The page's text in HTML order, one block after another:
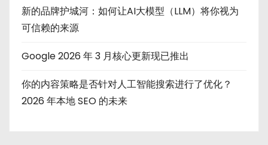
新的品牌护城河：如何让AI大模型（LLM）将你视为
可信赖的来源
Google 2026 年 3 月核心更新现已推出
你的内容策略是否针对人工智能搜索进行了优化？
2026 年本地 SEO 的未来